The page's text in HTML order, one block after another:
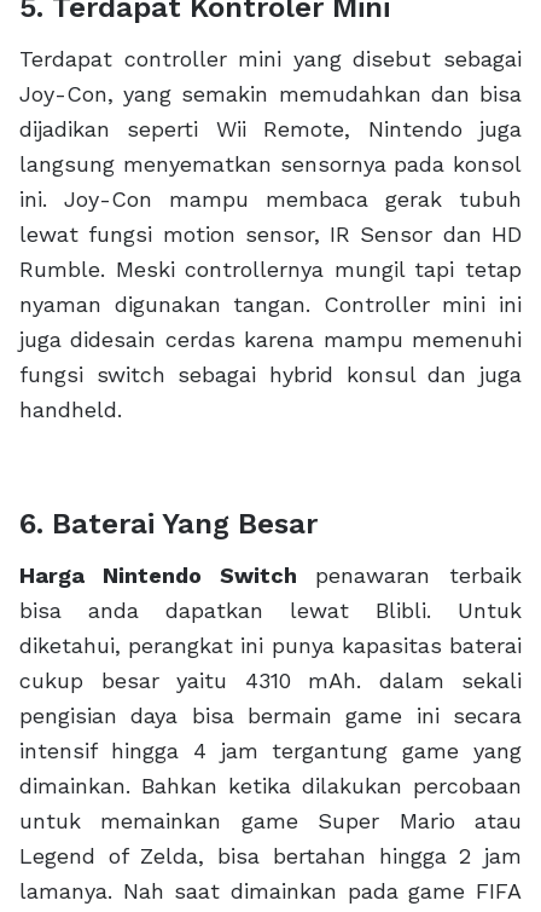
5. Terdapat Kontroler Mini
Terdapat controller mini yang disebut sebagai
Joy-Con, yang semakin memudahkan dan bisa
dijadikan seperti Wii Remote, Nintendo juga
langsung menyematkan sensornya pada konsol
ini. Joy-Con mampu membaca gerak tubuh
lewat fungsi motion sensor, IR Sensor dan HD
Rumble. Meski controllernya mungil tapi tetap
nyaman digunakan tangan. Controller mini ini
juga didesain cerdas karena mampu memenuhi
fungsi switch sebagai hybrid konsul dan juga
handheld.
6. Baterai Yang Besar
Harga Nintendo Switch penawaran terbaik
bisa anda dapatkan lewat Blibli. Untuk
diketahui, perangkat ini punya kapasitas baterai
cukup besar yaitu 4310 mAh. dalam sekali
pengisian daya bisa bermain game ini secara
intensif hingga 4 jam tergantung game yang
dimainkan. Bahkan ketika dilakukan percobaan
untuk memainkan game Super Mario atau
Legend of Zelda, bisa bertahan hingga 2 jam
lamanya. Nah saat dimainkan pada game FIFA